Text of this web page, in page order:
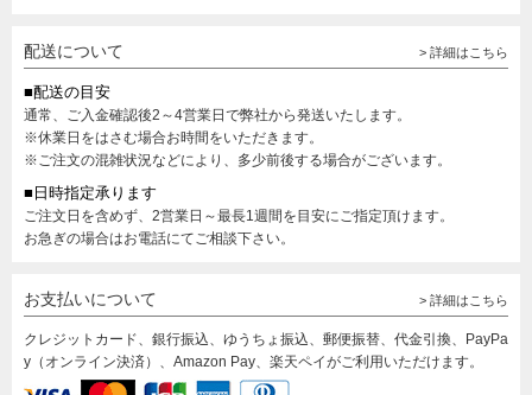
配送について > 詳細はこちら
■配送の目安
通常、ご入金確認後2～4営業日で弊社から発送いたします。
※休業日をはさむ場合お時間をいただきます。
※ご注文の混雑状況などにより、多少前後する場合がございます。
■日時指定承ります
ご注文日を含めず、2営業日～最長1週間を目安にご指定頂けます。
お急ぎの場合はお電話にてご相談下さい。
お支払いについて > 詳細はこちら
クレジットカード、銀行振込、ゆうちょ振込、郵便振替、代金引換、PayPa
y（オンライン決済）、Amazon Pay、楽天ペイがご利用いただけます。